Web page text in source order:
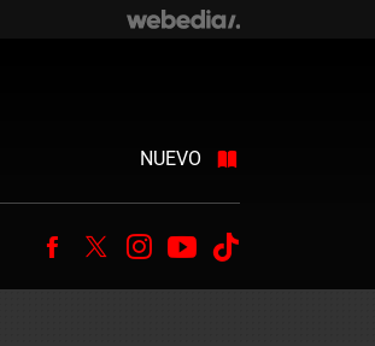
NUEVO
Facebook
TwitterInstagram
Youtube